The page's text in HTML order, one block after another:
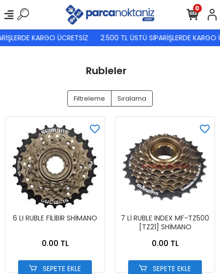
KARGO ÜCRETSİZ 2.500 TL ÜSTÜ SİPARİŞLERDE KARGO
0
Rubleler
Filtreleme Sıralama
6 LI RUBLE FİLİBİR SHİMANO
0.00 TL
SEPETE EKLE
7 Lİ RUBLE INDEX MF-TZ500
[TZ21] SHİMANO
0.00 TL
SEPETE EKLE